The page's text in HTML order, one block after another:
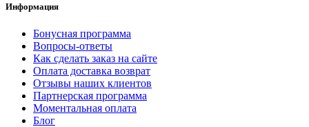
Информация
Бонусная программа
Вопросы-ответы
Как сделать заказ на сайте
Оплата доставка возврат
Отзывы наших клиентов
Партнерская программа
Моментальная оплата
Блог